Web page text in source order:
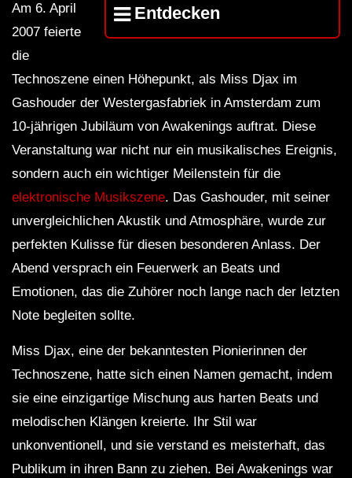
Entdecken
Am 6. April
2007 feierte
die
Technoszene einen Höhepunkt, als Miss Djax im
Gashouder der Westergasfabriek in Amsterdam zum
10-jährigen Jubiläum von Awakenings auftrat. Diese
Veranstaltung war nicht nur ein musikalisches Ereignis,
sondern auch ein wichtiger Meilenstein für die
elektronische Musikszene. Das Gashouder, mit seiner
unvergleichlichen Akustik und Atmosphäre, wurde zur
perfekten Kulisse für diesen besonderen Anlass. Der
Abend versprach ein Feuerwerk an Beats und
Emotionen, das die Zuhörer noch lange nach der letzten
Note begleiten sollte.
Miss Djax, eine der bekanntesten Pionierinnen der
Technoszene, hatte sich einen Namen gemacht, indem
sie eine einzigartige Mischung aus harten Beats und
melodischen Klängen kreierte. Ihr Stil war
unkonventionell, und sie verstand es meisterhaft, das
Publikum in ihren Bann zu ziehen. Bei Awakenings war